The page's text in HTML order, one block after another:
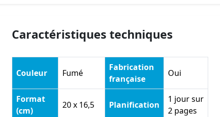
Caractéristiques techniques
Couleur Fumé
Fabrication
française
Oui
Format
(cm)
20 x 16,5 Planification
1 jour sur
2 pages